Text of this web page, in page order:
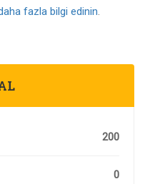
fazla bilgi edinin.
200
0